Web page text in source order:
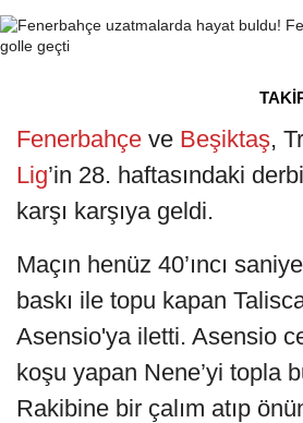
Fenerbahçe ve Beşiktaş,
Lig’in 28. haftasındaki
karşı karşıya geldi.
Maçın henüz 40’ıncı
baskı ile topu kapan Talisca
Asensio'ya iletti. Asensio
koşu yapan Nene’yi topla
Rakibine bir çalım atıp